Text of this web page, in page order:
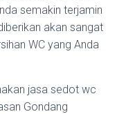
semakin terjamin
akan sangat
WC yang Anda
jasa sedot wc
Gondang